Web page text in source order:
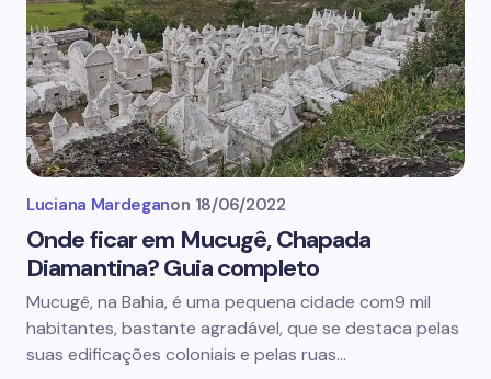
Luciana Mardeganon 18/06/2022
Onde ficar em Mucugê, Chapada
Diamantina? Guia completo
Mucugê, na Bahia, é uma pequena cidade com9 mil
habitantes, bastante agradável, que se destaca pelas
suas edificações coloniais e pelas ruas…